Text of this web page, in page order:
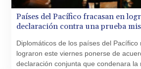
Países del Pacífico fracasan en
declaración contra una prueba
Diplomáticos de los países del Pacífico
lograron este viernes ponerse de
declaración conjunta que condenara la